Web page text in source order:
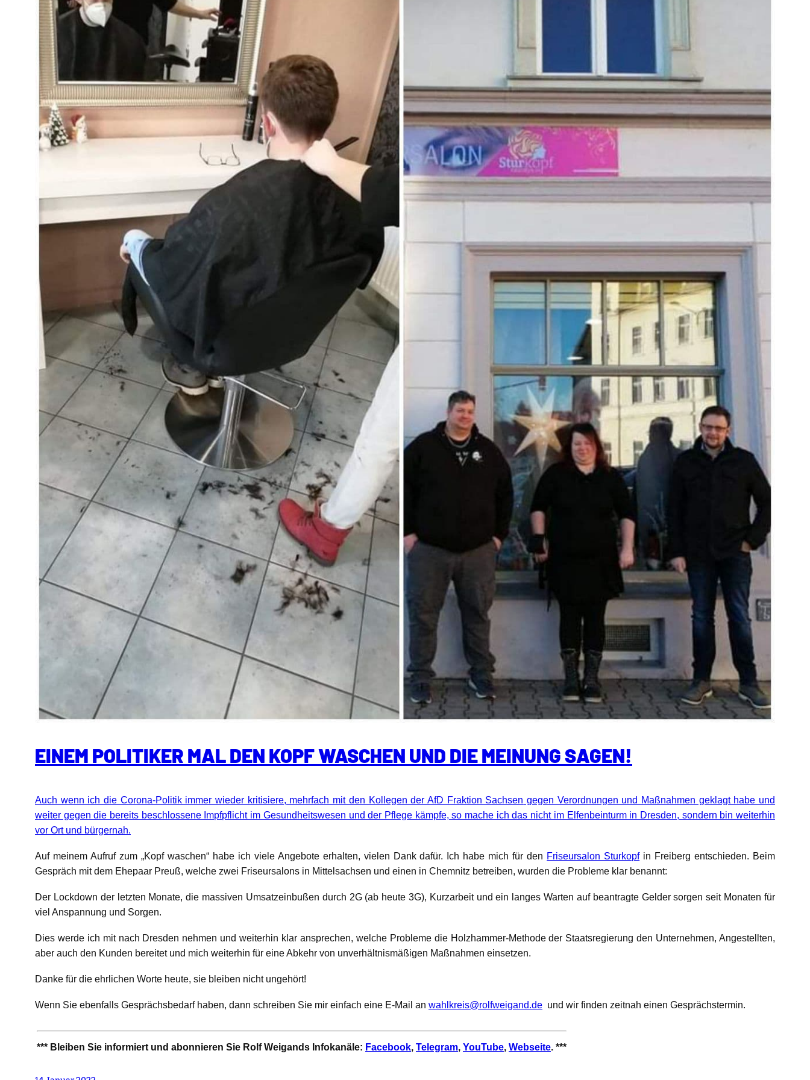
EINEM POLITIKER MAL DEN KOPF WASCHEN UND DIE MEINUNG SAGEN!
Auch wenn ich die Corona-Politik immer wieder kritisiere, mehrfach mit den Kollegen der AfD Fraktion Sachsen gegen Verordnungen und Maßnahmen geklagt habe und
weiter gegen die bereits beschlossene Impfpflicht im Gesundheitswesen und der Pflege kämpfe, so mache ich das nicht im Elfenbeinturm in Dresden, sondern bin weiterhin
vor Ort und bürgernah.
Auf meinem Aufruf zum „Kopf waschen“ habe ich viele Angebote erhalten, vielen Dank dafür. Ich habe mich für den Friseursalon Sturkopfin Freiberg entschieden. Beim
Gespräch mit dem Ehepaar Preuß, welche zwei Friseursalons in Mittelsachsen und einen in Chemnitz betreiben, wurden die Probleme klar benannt:
Der Lockdown der letzten Monate, die massiven Umsatzeinbußen durch 2G (ab heute 3G), Kurzarbeit und ein langes Warten auf beantragte Gelder sorgen seit Monaten für
viel Anspannung und Sorgen.
Dies werde ich mit nach Dresden nehmen und weiterhin klar ansprechen, welche Probleme die Holzhammer-Methode der Staatsregierung den Unternehmen, Angestellten,
aber auch den Kunden bereitet und mich weiterhin für eine Abkehr von unverhältnismäßigen Maßnahmen einsetzen.
Danke für die ehrlichen Worte heute, sie bleiben nicht ungehört!
Wenn Sie ebenfalls Gesprächsbedarf haben, dann schreiben Sie mir einfach eine E-Mail an wahlkreis@rolfweigand.de und wir finden zeitnah einen Gesprächstermin.
*** Bleiben Sie informiert und abonnieren Sie Rolf Weigands Infokanäle: Facebook, Telegram, YouTube, Webseite. ***